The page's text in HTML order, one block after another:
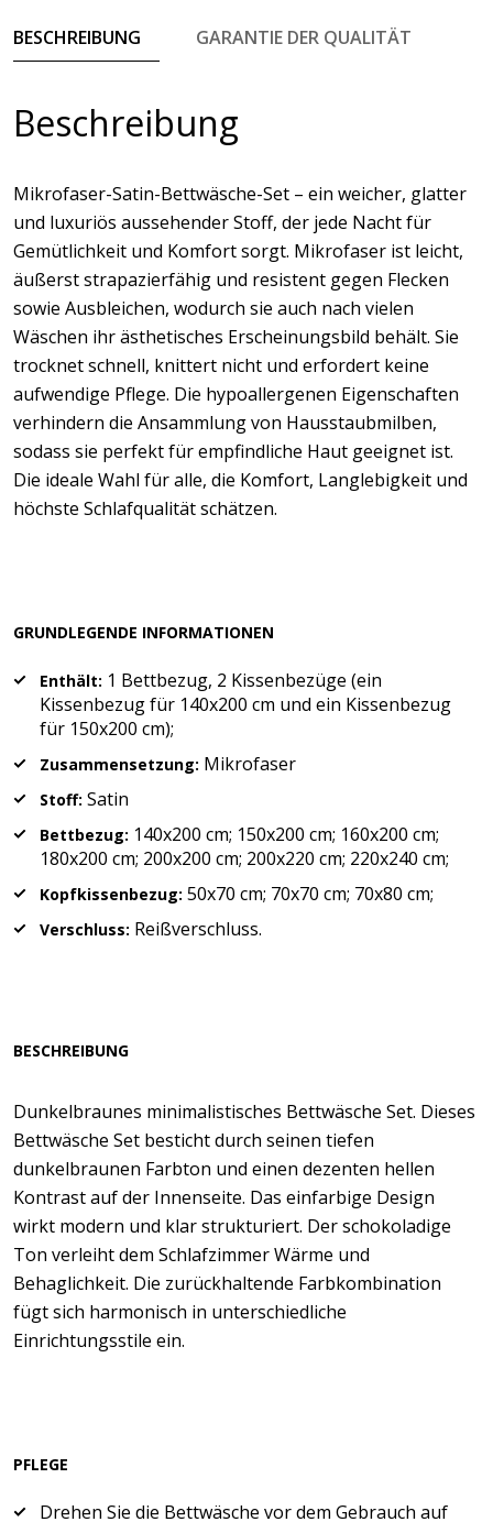
BESCHREIBUNG GARANTIE DER QUALITÄT
Beschreibung
Mikrofaser-Satin-Bettwäsche-Set – ein weicher, glatter
und luxuriös aussehender Stoff, der jede Nacht für
Gemütlichkeit und Komfort sorgt. Mikrofaser ist leicht,
äußerst strapazierfähig und resistent gegen Flecken
sowie Ausbleichen, wodurch sie auch nach vielen
Wäschen ihr ästhetisches Erscheinungsbild behält. Sie
trocknet schnell, knittert nicht und erfordert keine
aufwendige Pflege. Die hypoallergenen Eigenschaften
verhindern die Ansammlung von Hausstaubmilben,
sodass sie perfekt für empfindliche Haut geeignet ist.
Die ideale Wahl für alle, die Komfort, Langlebigkeit und
höchste Schlafqualität schätzen.
GRUNDLEGENDE INFORMATIONEN
Enthält: 1 Bettbezug, 2 Kissenbezüge (ein
Kissenbezug für 140x200 cm und ein Kissenbezug
für 150x200 cm);
Zusammensetzung: Mikrofaser
Stoff: Satin
Bettbezug: 140x200 cm; 150x200 cm; 160x200 cm;
180x200 cm; 200x200 cm; 200x220 cm; 220x240 cm;
Kopfkissenbezug: 50x70 cm; 70x70 cm; 70x80 cm;
Verschluss: Reißverschluss.
BESCHREIBUNG
Dunkelbraunes minimalistisches Bettwäsche Set. Dieses
Bettwäsche Set besticht durch seinen tiefen
dunkelbraunen Farbton und einen dezenten hellen
Kontrast auf der Innenseite. Das einfarbige Design
wirkt modern und klar strukturiert. Der schokoladige
Ton verleiht dem Schlafzimmer Wärme und
Behaglichkeit. Die zurückhaltende Farbkombination
fügt sich harmonisch in unterschiedliche
Einrichtungsstile ein.
PFLEGE
Drehen Sie die Bettwäsche vor dem Gebrauch auf